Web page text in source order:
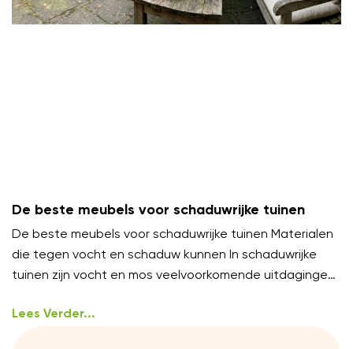
De beste meubels voor schaduwrijke tuinen
De beste meubels voor schaduwrijke tuinen Materialen
die tegen vocht en schaduw kunnen In schaduwrijke
tuinen zijn vocht en mos veelvoorkomende uitdagingen.
Lees Verder...